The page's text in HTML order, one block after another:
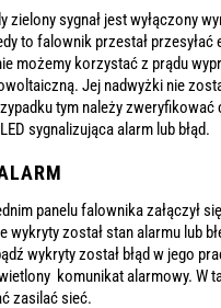
zielony sygnał jest wyłączony
to falownik przestał
możemy korzystać z prądu
Jej nadwyżki nie
tym należy zweryfikować
sygnalizująca alarm lub błąd.
panelu falownika załączył
wykryty został stan alarmu lub
wykryty został błąd w jego
komunikat alarmowy. W
zasilać sieć.